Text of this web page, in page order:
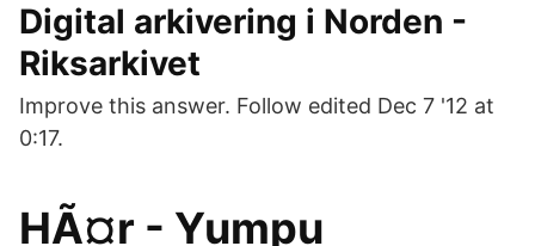
Digital arkivering i Norden -
Riksarkivet
Improve this answer. Follow edited Dec 7 '12 at
0:17.
HÃ¤r - Yumpu